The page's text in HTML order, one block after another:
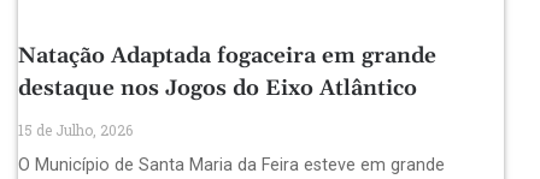
Natação Adaptada fogaceira em grande
destaque nos Jogos do Eixo Atlântico
15 de Julho, 2026
O Município de Santa Maria da Feira esteve em grande